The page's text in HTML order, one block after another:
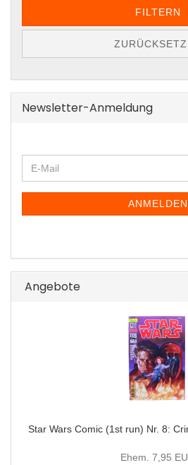
FILTERN
Newsletter-Anmeldung
ZUR
E-
Mail
ANMELDEN
Angebote
Star Wars Comic (1st run) Nr. 8:
Ehem. 7,95